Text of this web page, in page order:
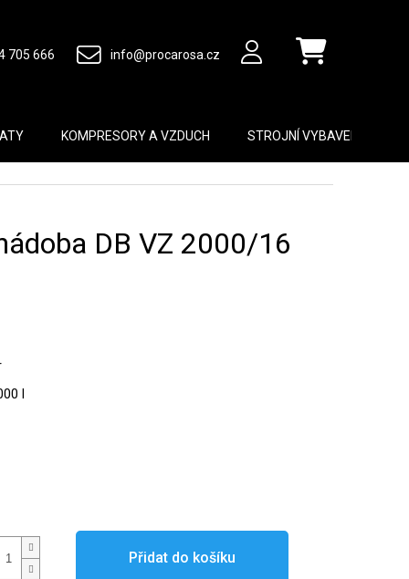
705 666 info@procarosa.cz Nákupní košík
KOMPRESORY A VZDUCH STROJNÍ VYBAVENÍ
DB VZ 2000/16
l
Přidat do košíku